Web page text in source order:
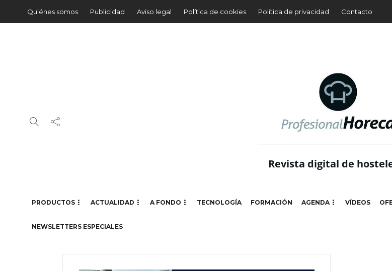
Quiénes somos Publicidad Aviso legal Política de cookies Política de privacidad Contacto
Revista digital de
PRODUCTOS ACTUALIDAD A FONDO TECNOLOGÍA FORMACIÓN AGENDA VÍDEOS
NEWSLETTERS ESPECIALES